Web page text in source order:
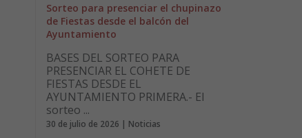
Sorteo para presenciar el chupinazo
de Fiestas desde el balcón del
Ayuntamiento
BASES DEL SORTEO PARA
PRESENCIAR EL COHETE DE
FIESTAS DESDE EL
AYUNTAMIENTO PRIMERA.- El
sorteo ...
30 de julio de 2026 | Noticias